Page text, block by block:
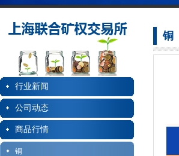
行业新闻
公司动态
商品行情
铜
铜